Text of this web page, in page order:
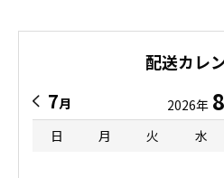
配送カレ
7月 2026年 8
日
月 火 水